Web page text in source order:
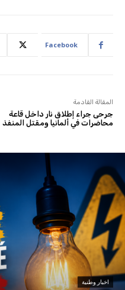
Facebook
المقالة القادمة
جرحى جراء إطلاق نار داخل قاعة
محاضرات في ألمانيا ومقتل المنفذ
اخبار وطنية